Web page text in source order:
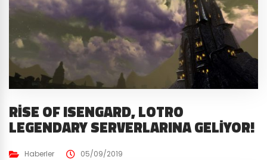
RISE OF ISENGARD, LOTRO
LEGENDARY SERVERLARINA GELIYOR!
Haberler 05/09/2019